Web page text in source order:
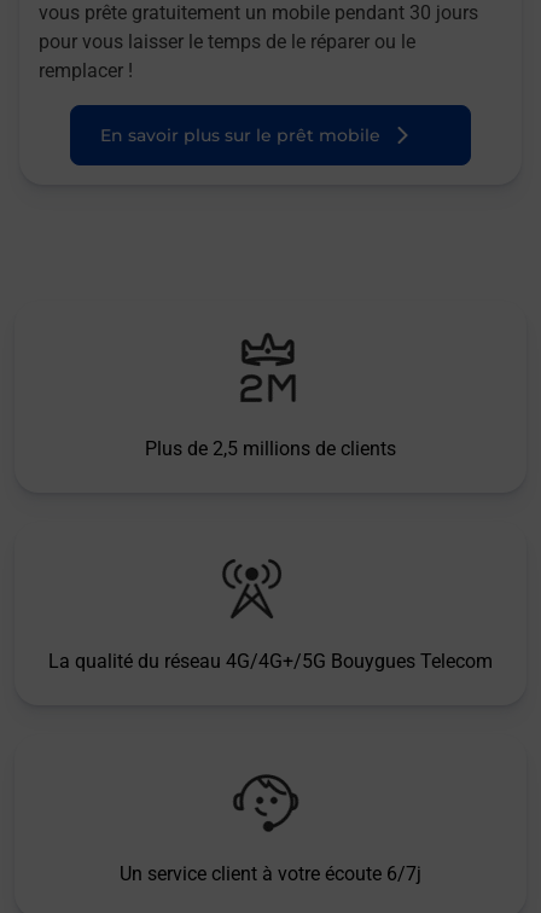
vous prête gratuitement un mobile pendant 30 jours
pour vous laisser le temps de le réparer ou le
remplacer !
En savoir plus sur le prêt mobile
Plus de 2,5 millions de clients
La qualité du réseau 4G/4G+/5G Bouygues Telecom
Un service client à votre écoute 6/7j